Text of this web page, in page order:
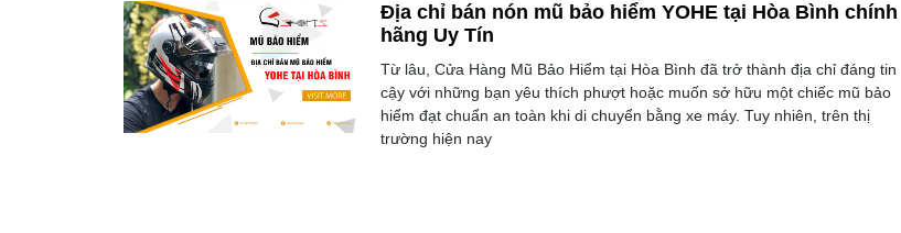
Địa chỉ bán nón mũ bảo hiểm YOHE tại Hòa Bình chính
hãng Uy Tín
Từ lâu, Cửa Hàng Mũ Bảo Hiểm tại Hòa Bình đã trở thành địa chỉ đáng tin
cậy với những bạn yêu thích phượt hoặc muốn sở hữu một chiếc mũ bảo
hiểm đạt chuẩn an toàn khi di chuyển bằng xe máy. Tuy nhiên, trên thị
trường hiện nay